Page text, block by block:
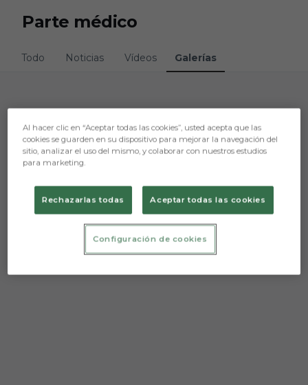
Parte médico
Todo Noticias Vídeos Galerías
Lo sentimos, no hemos encontrado nada.
Intenta otra búsqueda.
Al hacer clic en “Aceptar todas las cookies”, usted acepta que las
cookies se guarden en su dispositivo para mejorar la navegación del
sitio, analizar el uso del mismo, y colaborar con nuestros estudios
para marketing.
Rechazarlas todas Aceptar todas las cookies
Configuración de cookies